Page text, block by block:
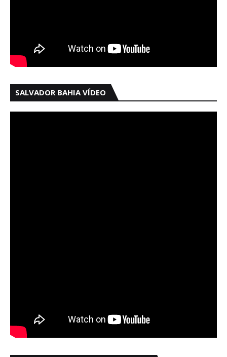
SALVADOR BAHIA VÍDEO